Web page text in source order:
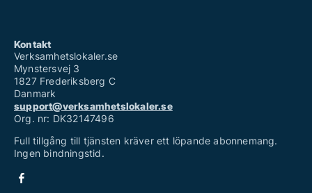
Kontakt
Verksamhetslokaler.se
Mynstersvej 3
1827 Frederiksberg C
Danmark
support@verksamhetslokaler.se
Org. nr: DK32147496
Full tillgång till tjänsten kräver ett löpande abonnemang.
Ingen bindningstid.